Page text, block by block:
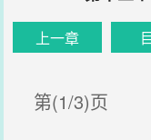
上一章
第(1/3)页